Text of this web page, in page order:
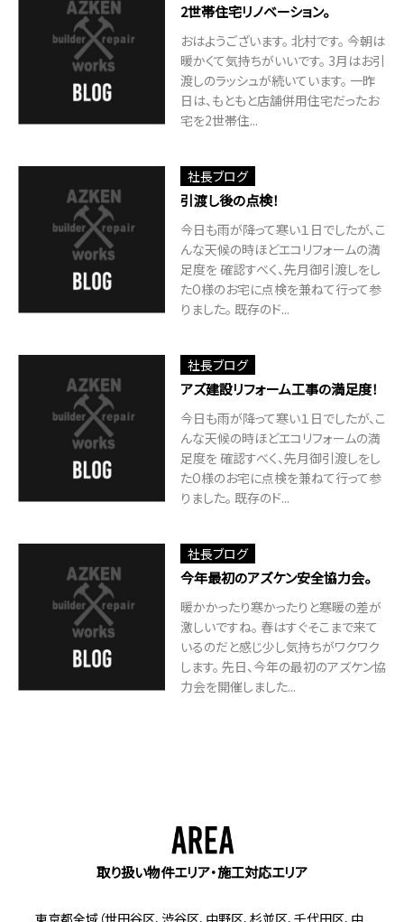
2世帯住宅リノベーション。
おはようございます。 北村です。 今朝は
暖かくて気持ちがいいです。 3月はお引
渡しのラッシュが続いています。 一昨
日は、もともと店舗併用住宅だったお
宅を2世帯住...
社長ブログ
引渡し後の点検！
今日も雨が降って寒い１日でしたが、こ
んな天候の時ほどエコリフォームの満
足度を 確認すべく、先月御引渡しをし
たO様のお宅に点検を兼ねて行って参
りました。 既存のド...
社長ブログ
アズ建設リフォーム工事の満足度！
今日も雨が降って寒い１日でしたが、こ
んな天候の時ほどエコリフォームの満
足度を 確認すべく、先月御引渡しをし
たO様のお宅に点検を兼ねて行って参
りました。 既存のド...
社長ブログ
今年最初のアズケン安全協力会。
暖かかったり寒かったりと寒暖の差が
激しいですね。 春はすぐそこまで来て
いるのだと感じ少し気持ちがワクワク
します。 先日、今年の最初のアズケン協
力会を開催しました...
取り扱い物件エリア・施工対応エリア
東京都全域（世田谷区、渋谷区、中野区、杉並区、千代田区、中